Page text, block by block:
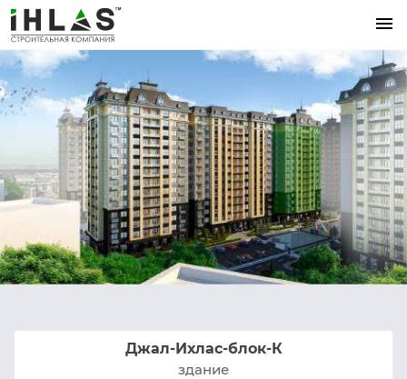
menu
Джал-Ихлас-блок-К
здание